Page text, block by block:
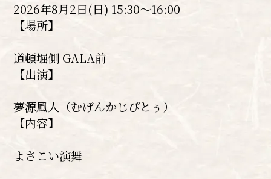
2026年8月2日(日) 15:30～16:00
【場所】
道頓堀側 GALA前
【出演】
夢源風人（むげんかじぴとぅ）
【内容】
よさこい演舞